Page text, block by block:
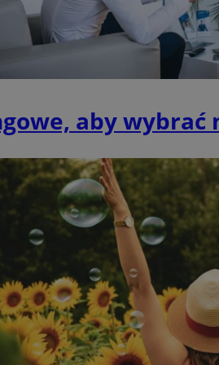
aby wybrać
mojchorzow.pl
mojchorzow.pl
.temu.com
YouTube
.youtube.com
NGINX Inc.
bh.contextweb.com
Google Privacy Policy